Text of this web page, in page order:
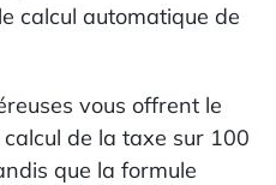
calcul automatique de
vous offrent le
de la taxe sur 100
que la formule